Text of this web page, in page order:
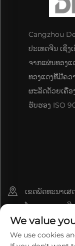
Cangzhou
ປະເທດຈີນ ເຊິ່
ຈາກແຜ່ນທອງ
ທອງແດງທີ່ມີຄວ
ຜະລິດດ້ວຍເຄື່ອ
ຮັບຮອງ ISO
ເຂດພັດທະນາເສ
ໂຈວ, ແຂວງເຫຫີ
We value
We use cookies